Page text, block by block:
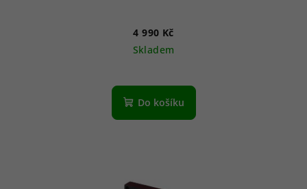
4 990 Kč
Skladem
Do košíku